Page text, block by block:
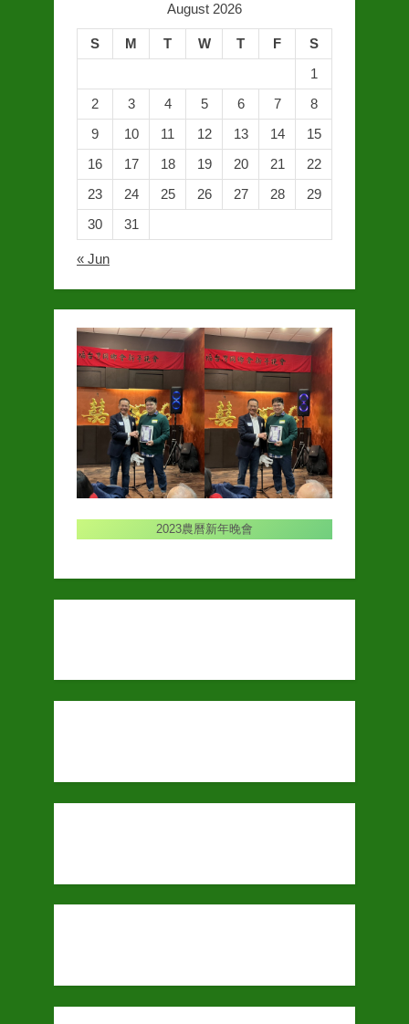
August 2026
S M T W T F
S
1
2
3 4 5 6 7
8
9
10 11 12 13 14
15
16
17 18 19 20 21
22
23
24 25 26 27 28
29
30
31
« Jun
2023農曆新年晚會